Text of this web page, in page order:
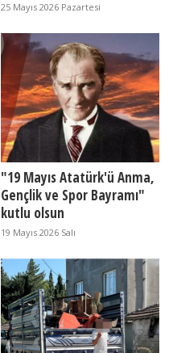
25 Mayıs 2026 Pazartesi
"19 Mayıs Atatürk'ü Anma,
Gençlik ve Spor Bayramı"
kutlu olsun
19 Mayıs 2026 Salı